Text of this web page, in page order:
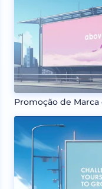
Promoção de